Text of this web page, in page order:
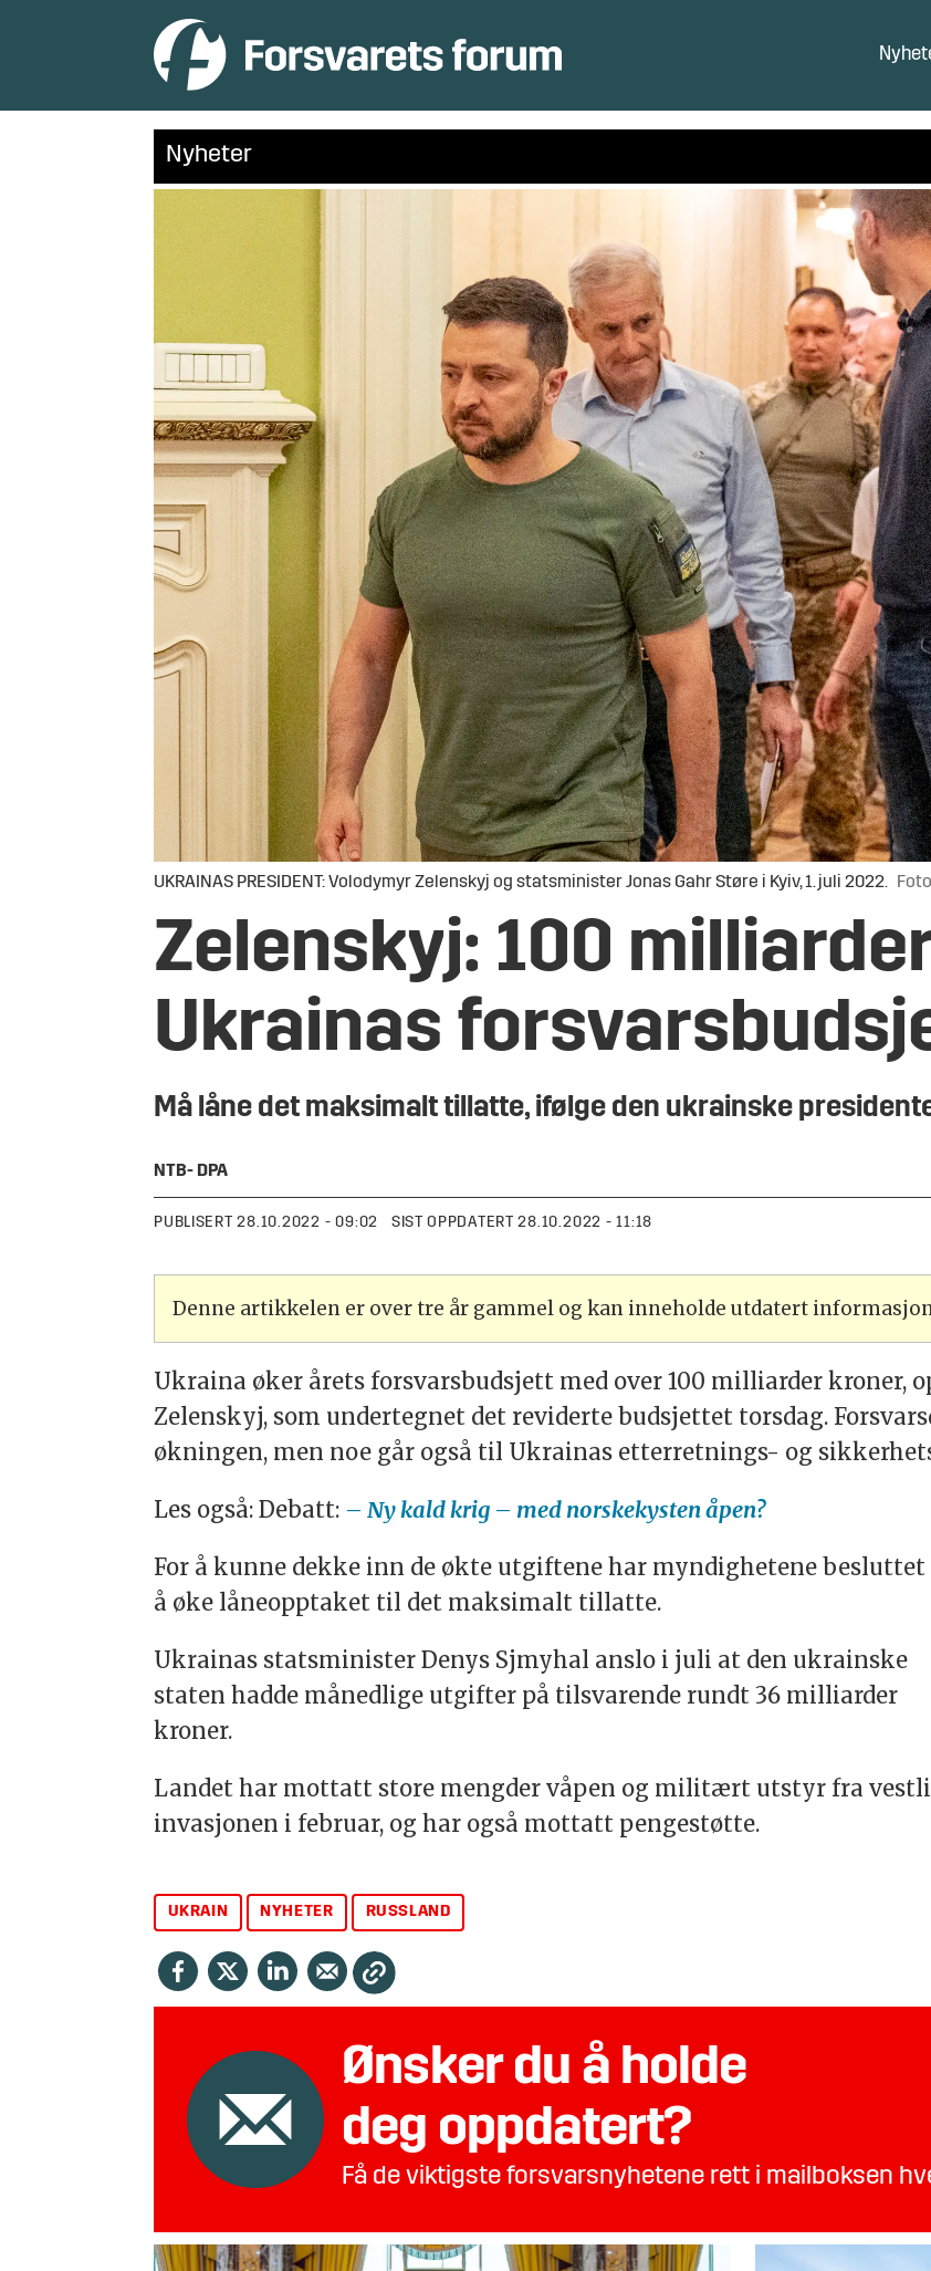
Nyheter
UKRAINAS PRESIDENT: Volodymyr Zelenskyj og statsminister Jonas Gahr Støre i Kyiv, 1. juli 2022.
Zelenskyj: 100
Ukrainas
Må låne det maksimalt tillatte, ifølge den ukrainske
NTB- DPA
PUBLISERT 28.10.2022 - 09:02 SIST OPPDATERT 28.10.2022 - 11:18
Denne artikkelen er over tre år gammel og kan inneholde utdatert
Ukraina øker årets forsvarsbudsjett med over 100 milliarder kroner,
Zelenskyj, som undertegnet det reviderte budsjettet torsdag.
økningen, men noe går også til Ukrainas etterretnings- og
Les også: Debatt: – Ny kald krig – med norskekysten åpen?
For å kunne dekke inn de økte utgiftene har myndighetene besluttet
å øke låneopptaket til det maksimalt tillatte.
Ukrainas statsminister Denys Sjmyhal anslo i juli at den ukrainske
staten hadde månedlige utgifter på tilsvarende rundt 36 milliarder
kroner.
Landet har mottatt store mengder våpen og militært utstyr fra
invasjonen i februar, og har også mottatt pengestøtte.
UKRAIN NYHETER RUSSLAND
Ønsker du å holde
deg oppdatert?
Få de viktigste forsvarsnyhetene rett i mailboksen